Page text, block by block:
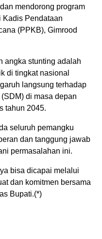
mendorong program
Kadis Pendataan
(PPKB), Gimrood
angka stunting adalah
di tingkat nasional
langsung terhadap
di masa depan
tahun 2045.
seluruh pemangku
dan tanggung jawab
permasalahan ini.
bisa dicapai melalui
dan komitmen bersama
Bupati.(*)